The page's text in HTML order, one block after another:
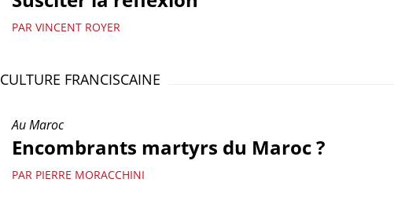
PAR VINCENT ROYER
CULTURE FRANCISCAINE
Au Maroc
Encombrants martyrs du Maroc ?
PAR PIERRE MORACCHINI